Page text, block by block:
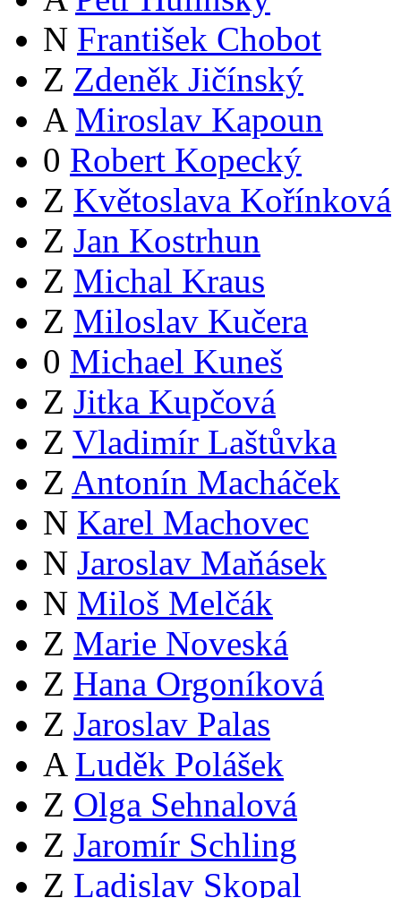
N František Chobot
Z Zdeněk Jičínský
A Miroslav Kapoun
0 Robert Kopecký
Z Květoslava Kořínková
Z Jan Kostrhun
Z Michal Kraus
Z Miloslav Kučera
0 Michael Kuneš
Z Jitka Kupčová
Z Vladimír Laštůvka
Z Antonín Macháček
N Karel Machovec
N Jaroslav Maňásek
N Miloš Melčák
Z Marie Noveská
Z Hana Orgoníková
Z Jaroslav Palas
A Luděk Polášek
Z Olga Sehnalová
Z Jaromír Schling
Z Ladislav Skopal